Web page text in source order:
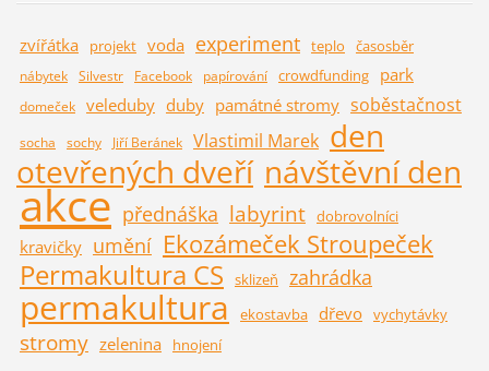
zvířátka projekt voda experiment teplo časosběr
nábytek Silvestr Facebook papírování crowdfunding park
domeček veleduby duby památné stromy soběstačnost
socha sochy Jiří Beránek Vlastimil Marek den
otevřených dveří návštěvní den
akce přednáška labyrint dobrovolníci
kravičky umění Ekozámeček Stroupeček
Permakultura CS sklizeň zahrádka
permakultura ekostavba dřevo vychytávky
stromy zelenina hnojení